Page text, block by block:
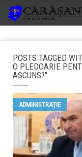
POSTS TAGGED
O PLEDOARIE
ASCUNS?"
ADMINISTRAŢIE